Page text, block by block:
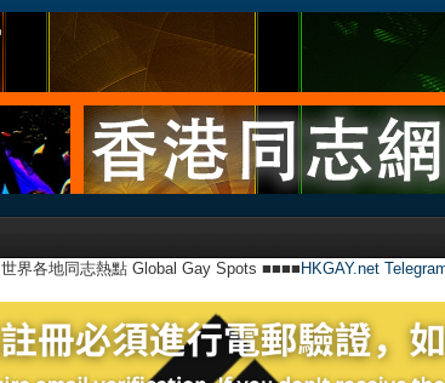
世界各地同志熱點 Global Gay Spots ■■■■ HKGAY.net